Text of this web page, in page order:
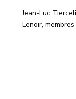
Jean-Luc
Lenoir,